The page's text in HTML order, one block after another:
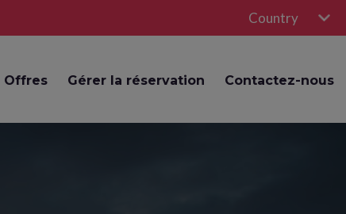
Country
Offres Gérer la réservation Contactez-nous